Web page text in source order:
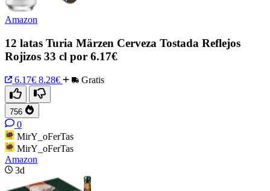
Amazon
12 latas Turia Märzen Cerveza Tostada Reflejos
Rojizos 33 cl por 6.17€
6.17€ 8.28€ Gratis
756
0
MirY_oFerTas
MirY_oFerTas
Amazon
3d